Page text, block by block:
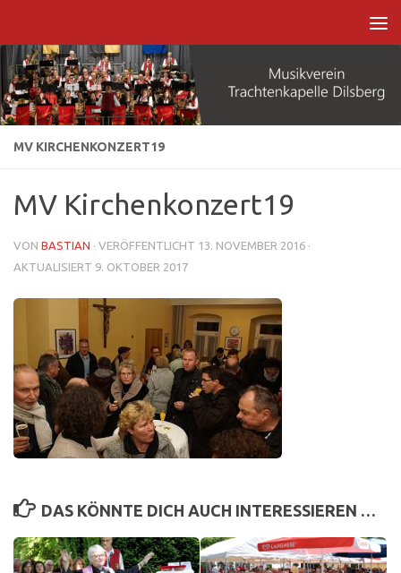
MV KIRCHENKONZERT19
MV Kirchenkonzert19
VON BASTIAN · VERÖFFENTLICHT 13. NOVEMBER 2016 ·
AKTUALISIERT 9. OKTOBER 2017
DAS KÖNNTE DICH AUCH INTERESSIEREN …